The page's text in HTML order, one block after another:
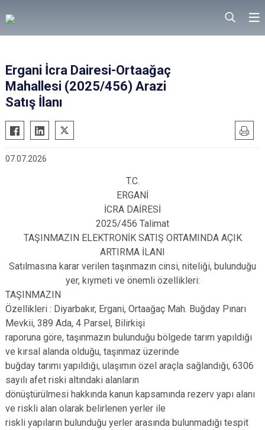
Ergani İcra Dairesi-Ortaağaç
Mahallesi (2025/456) Arazi
Satış İlanı
07.07.2026
T.C.
ERGANİ
İCRA DAİRESİ
2025/456 Talimat
TAŞINMAZIN ELEKTRONİK SATIŞ ORTAMINDA AÇIK
ARTIRMA İLANI
Satılmasına karar verilen taşınmazın cinsi, niteliği, bulunduğu
yer, kıymeti ve önemli özellikleri:
TAŞINMAZIN
Özellikleri : Diyarbakır, Ergani, Ortaağaç Mah. Buğday Pınarı
Mevkii, 389 Ada, 4 Parsel, Bilirkişi
raporuna göre, taşınmazın bulunduğu bölgede tarım yapıldığı
ve kırsal alanda olduğu, taşınmaz üzerinde
buğday tarımı yapıldığı, ulaşımın özel araçla sağlandığı, 6306
sayılı afet riski altındaki alanların
dönüştürülmesi hakkında kanun kapsamında rezerv yapı alanı
ve riskli alan olarak belirlenen yerler ile
riskli yapıların bulunduğu yerler arasında bulunmadığı tespit